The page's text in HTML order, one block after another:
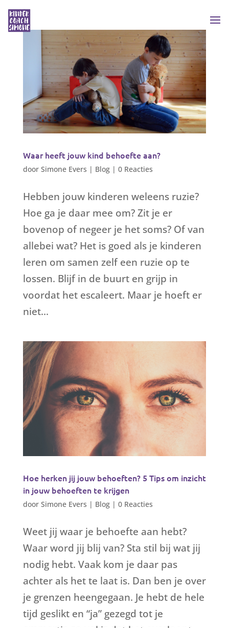
Waar heeft jouw kind behoefte aan?
door Simone Evers | Blog| 0 Reacties
Hebben jouw kinderen weleens ruzie?
Hoe ga je daar mee om? Zit je er
bovenop of negeer je het soms? Of van
allebei wat? Het is goed als je kinderen
leren om samen zelf een ruzie op te
lossen. Blijf in de buurt en grijp in
voordat het escaleert. Maar je hoeft er
niet...
Hoe herken jij jouw behoeften? 5 Tips om inzicht
in jouw behoeften te krijgen
door Simone Evers | Blog| 0 Reacties
Weet jij waar je behoefte aan hebt?
Waar word jij blij van? Sta stil bij wat jij
nodig hebt. Vaak kom je daar pas
achter als het te laat is. Dan ben je over
je grenzen heengegaan. Je hebt de hele
tijd geslikt en “ja” gezegd tot je